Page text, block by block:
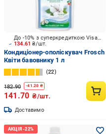
134.61₴/шт.
До -10% з суперкредиткою Visa Вигода
Кондиціонер-ополіскувач Frosch
Квіти бавовнику 1 л
22
182.90 -41.20 ₴
141.70 ₴/шт.
Доставимо